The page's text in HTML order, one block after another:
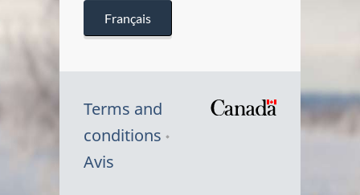
Français
Terms and
conditions
Avis
Symbole